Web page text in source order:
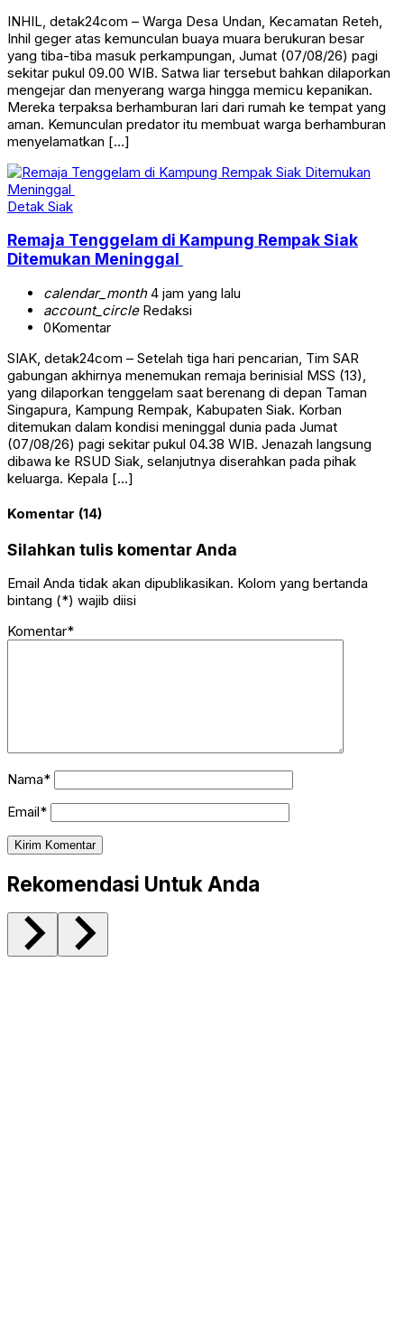
INHIL, detak24com – Warga Desa Undan, Kecamatan Reteh,
Inhil geger atas kemunculan buaya muara berukuran besar
yang tiba-tiba masuk perkampungan, Jumat (07/08/26) pagi
sekitar pukul 09.00 WIB. Satwa liar tersebut bahkan dilaporkan
mengejar dan menyerang warga hingga memicu kepanikan.
Mereka terpaksa berhamburan lari dari rumah ke tempat yang
aman. Kemunculan predator itu membuat warga berhamburan
menyelamatkan […]
Detak Siak
Remaja Tenggelam di Kampung Rempak Siak
Ditemukan Meninggal
calendar_month4 jam yang lalu
account_circleRedaksi
0Komentar
SIAK, detak24com – Setelah tiga hari pencarian, Tim SAR
gabungan akhirnya menemukan remaja berinisial MSS (13),
yang dilaporkan tenggelam saat berenang di depan Taman
Singapura, Kampung Rempak, Kabupaten Siak. Korban
ditemukan dalam kondisi meninggal dunia pada Jumat
(07/08/26) pagi sekitar pukul 04.38 WIB. Jenazah langsung
dibawa ke RSUD Siak, selanjutnya diserahkan pada pihak
keluarga. Kepala […]
Komentar (14)
Silahkan tulis komentar Anda
Email Anda tidak akan dipublikasikan. Kolom yang bertanda
bintang (*) wajib diisi
Komentar*
Nama*
Email*
Rekomendasi Untuk Anda